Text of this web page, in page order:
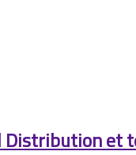
Distribution et